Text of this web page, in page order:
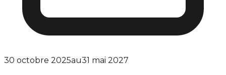
30 octobre 2025au31 mai 2027